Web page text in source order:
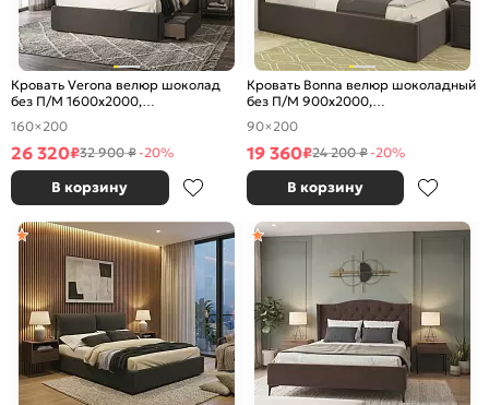
Кровать Verona велюр шоколад
без П/М 1600x2000,
ортопедическое основание,
изголовье мягкое
160×200
26 320₽32 900 ₽-20%
В корзину
Кровать Bonna велюр шоколадный
без П/М 900x2000,
ортопедическое основание,
изголовье мягкое
90×200
19 360₽24 200 ₽-20%
В корзину